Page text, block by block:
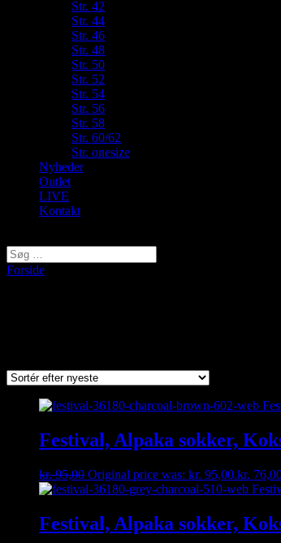
Str. 42
Str. 44
Str. 46
Str. 48
Str. 50
Str. 52
Str. 54
Str. 56
Str. 58
Str. 60/62
Str. onesize
Nyheder
Outlet
LIVE
Kontakt
Forside
Festival, Alpaka sokker,
kr.95,00 Original price was: kr. 95,00.kr.
Festival, Alpaka sokker,